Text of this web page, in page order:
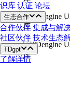
识库 认证 论坛
生态合作
合作伙伴 集成与解
社区伙伴 技术生态
TDgpt
了解详情